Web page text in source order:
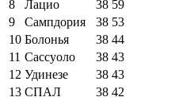
8
Лацио 38 59
9
Сампдория 38 53
10 Болонья 38 44
11 Сассуоло 38 43
12 Удинезе 38 43
13 СПАЛ 38 42